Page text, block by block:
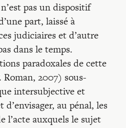
pas un dispositif
part, laissé à
judiciaires et d’autre
dans le temps.
paradoxales de cette
2007) sous-
intersubjective et
au pénal, les
l’acte auxquels le sujet